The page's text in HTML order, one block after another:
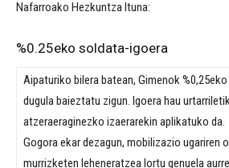
Nafarroako Hezkuntza Ituna:
%0.25eko soldata-igoera
Aipaturiko bilera batean, Gimenok
dugula baieztatu zigun. Igoera hau
atzeraeraginezko izaerarekin aplikatuko da.
Gogora ekar dezagun, mobilizazio ugariren
murrizketen leheneratzea lortu genuela